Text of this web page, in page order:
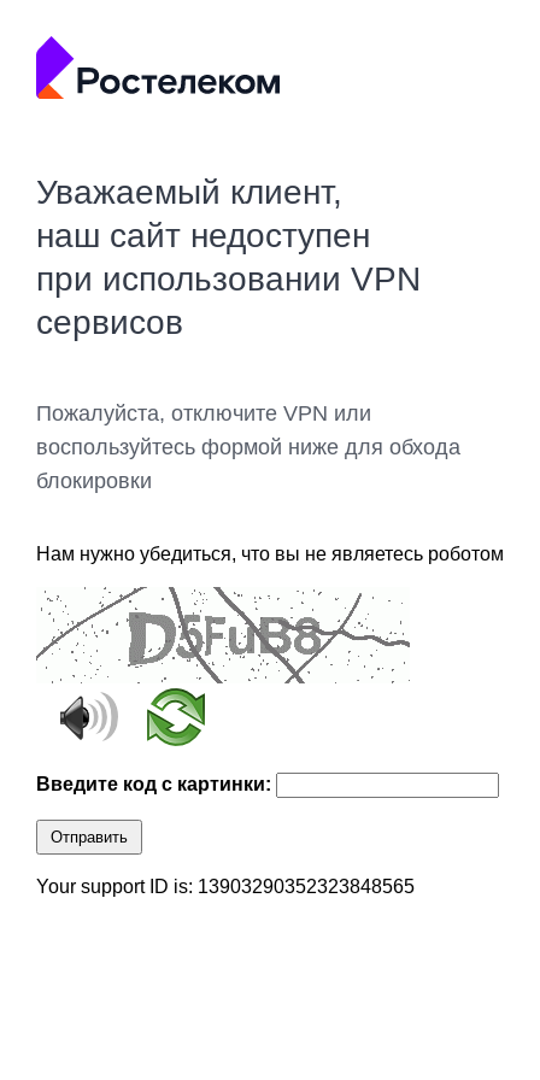
Уважаемый клиент,
наш сайт недоступен
при использовании VPN
сервисов
Пожалуйста, отключите VPN или
воспользуйтесь формой ниже для обхода
блокировки
Нам нужно убедиться, что вы не являетесь роботом
Введите код с картинки:
Отправить
Your support ID is: 13903290352323848565